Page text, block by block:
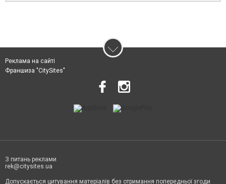
Реклама на сайті
Франшиза "CitySites"
З питань реклами
rek@citysites.ua
Допускається цитування матеріалів без отримання попередньої згоди